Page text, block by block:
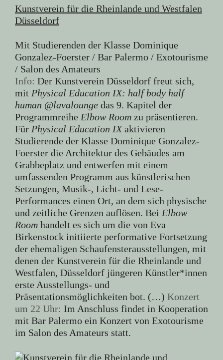
Kunstverein für die Rheinlande und Westfalen
Düsseldorf
Mit Studierenden der Klasse Dominique
Gonzalez-Foerster / Bar Palermo / Exotourisme
/ Salon des Amateurs
Info: Der Kunstverein Düsseldorf freut sich,
mit Physical Education IX: half body half
human @lavalounge das 9. Kapitel der
Programmreihe Elbow Room zu präsentieren.
Für Physical Education IXaktivieren
Studierende der Klasse Dominique Gonzalez-
Foerster die Architektur des Gebäudes am
Grabbeplatz und entwerfen mit einem
umfassenden Programm aus künstlerischen
Setzungen, Musik-, Licht- und Lese-
Performances einen Ort, an dem sich physische
und zeitliche Grenzen auflösen. Bei Elbow
Room handelt es sich um die von Eva
Birkenstock initiierte performative Fortsetzung
der ehemaligen Schaufensterausstellungen, mit
denen der Kunstverein für die Rheinlande und
Westfalen, Düsseldorf jüngeren Künstler*innen
erste Ausstellungs- und
Präsentationsmöglichkeiten bot. (…) Konzert
um 22 Uhr: Im Anschluss findet in Kooperation
mit Bar Palermo ein Konzert von Exotourisme
im Salon des Amateurs statt.